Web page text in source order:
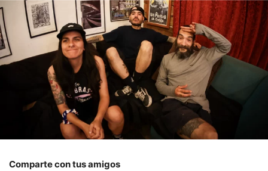
Comparte con tus amigos